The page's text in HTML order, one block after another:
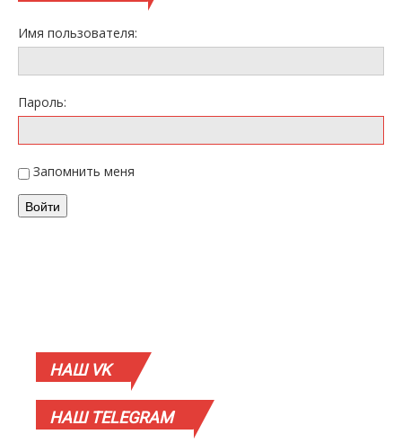
Имя пользователя:
Пароль:
Запомнить меня
Войти
НАШVK
НАШTELEGRAM